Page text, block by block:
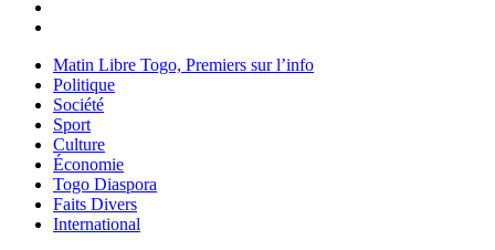
Matin Libre Togo, Premiers sur l’info
Politique
Société
Sport
Culture
Économie
Togo Diaspora
Faits Divers
International